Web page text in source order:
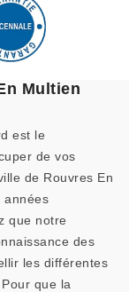
Multien
est le
de vos
de Rouvres En
années
que notre
des
les différentes
que la